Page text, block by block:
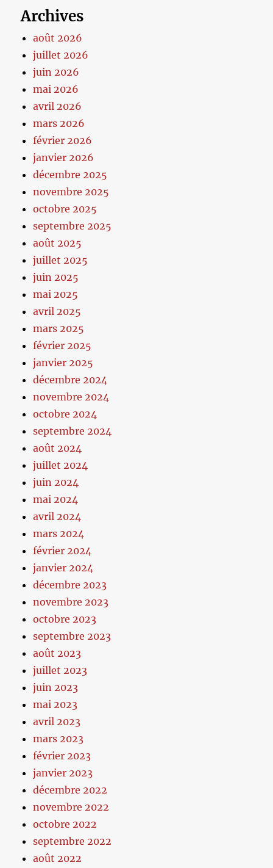
Archives
août 2026
juillet 2026
juin 2026
mai 2026
avril 2026
mars 2026
février 2026
janvier 2026
décembre 2025
novembre 2025
octobre 2025
septembre 2025
août 2025
juillet 2025
juin 2025
mai 2025
avril 2025
mars 2025
février 2025
janvier 2025
décembre 2024
novembre 2024
octobre 2024
septembre 2024
août 2024
juillet 2024
juin 2024
mai 2024
avril 2024
mars 2024
février 2024
janvier 2024
décembre 2023
novembre 2023
octobre 2023
septembre 2023
août 2023
juillet 2023
juin 2023
mai 2023
avril 2023
mars 2023
février 2023
janvier 2023
décembre 2022
novembre 2022
octobre 2022
septembre 2022
août 2022